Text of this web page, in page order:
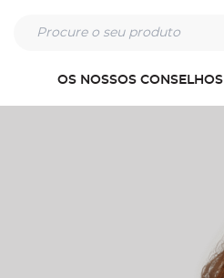
Procure o seu produto
OS NOSSOS CONSELHOS